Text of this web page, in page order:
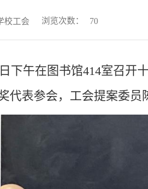
校工会 浏览次数： 70
下午在图书馆414室召开
表参会，工会提案委员